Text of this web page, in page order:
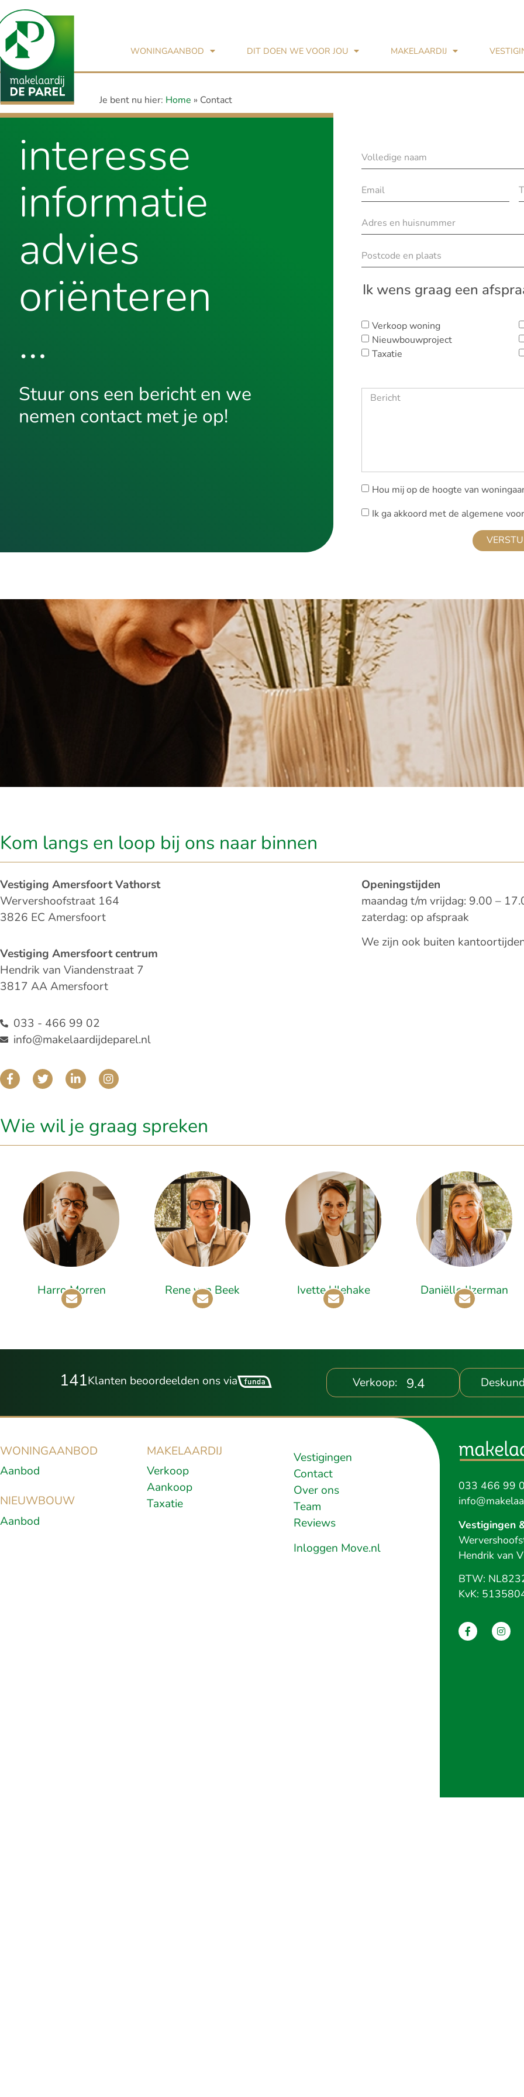
WONINGAANBOD DIT DOEN WE VOOR JOU MAKELAARDIJ
Je bent nu hier: Home » Contact
interesse
informatie
advies
oriënteren
…
Stuur ons een bericht en we
nemen contact met je op!
Ik wens graag een
Verkoop woning
Nieuwbouwproject
Taxatie
Hou mij op de hoogte van
Ik ga akkoord met de algemene
Kom langs en loop bij ons naar binnen​
Vestiging Amersfoort Vathorst
Wervershoofstraat 164
3826 EC Amersfoort
Vestiging Amersfoort centrum
Hendrik van Viandenstraat 7
3817 AA Amersfoort
033 - 466 99 02
info@makelaardijdeparel.nl
Openingstijden
maandag t/m vrijdag: 9.00 –
zaterdag: op afspraak
We zijn ook buiten
Wie wil je graag spreken
Harro Morren Rene van Beek Ivette Ulehake Daniëlle IJzerman
141Klanten beoordeelden ons via Verkoop: 9.4
WONINGAANBOD
Aanbod
NIEUWBOUW
Aanbod
MAKELAARDIJ
Verkoop
Aankoop
Taxatie
Vestigingen
Contact
Over ons
Team
Reviews
Inloggen Move.nl
033 466 99
Vestigingen
Hendrik van
BTW:
KvK: